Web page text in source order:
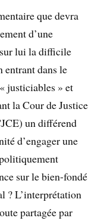
que devra
d’une
lui la difficile
entrant dans le
justiciables » et
la Cour de Justice
un différend
d’engager une
sur le bien-fondé
? L’interprétation
partagée par